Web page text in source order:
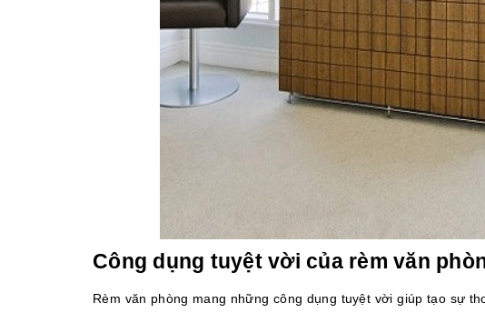
Công dụng tuyệt vời của rèm văn
Rèm văn phòng mang những công dụng tuyệt vời giúp tạo sự